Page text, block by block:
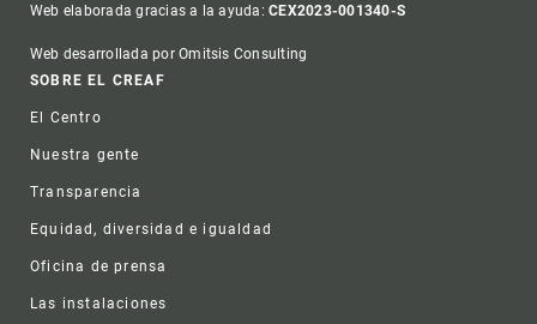
Web elaborada gracias a la ayuda:CEX2023-001340-S
Web desarrollada por Omitsis Consulting
Footer
SOBRE EL CREAF
El Centro
Nuestra gente
Transparencia
Equidad, diversidad e igualdad
Oficina de prensa
Las instalaciones